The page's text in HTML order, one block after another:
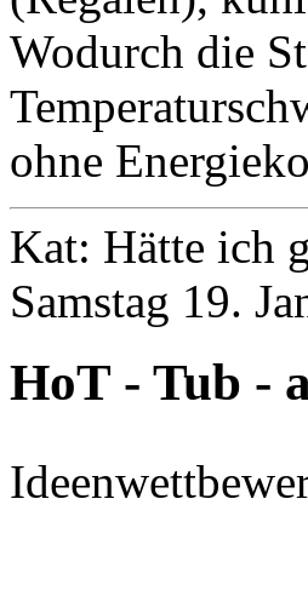
Wodurch die
ohne
Kat: Hätte ich
Samstag 19.
HoT - Tub -